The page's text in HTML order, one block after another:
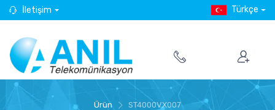
İletişim Türkçe
Ürün ST4000VX007